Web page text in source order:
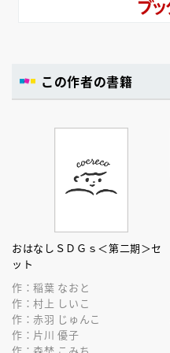
この作者の書籍
おはなしＳＤＧｓ＜第二期＞セ
ット
作：稲葉 なおと
作：村上 しいこ
作：赤羽 じゅんこ
作：片川 優子